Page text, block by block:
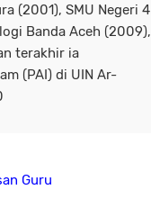
(2001), SMU Negeri 4
Banda Aceh (2009),
terakhir ia
(PAI) di UIN Ar-
Guru